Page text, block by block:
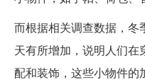
而根据相关调查数据，冬
天有所增加，说明人们
配和装饰，这些小物件的